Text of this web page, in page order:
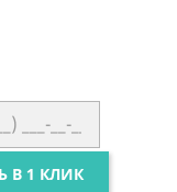
В 1 КЛИК